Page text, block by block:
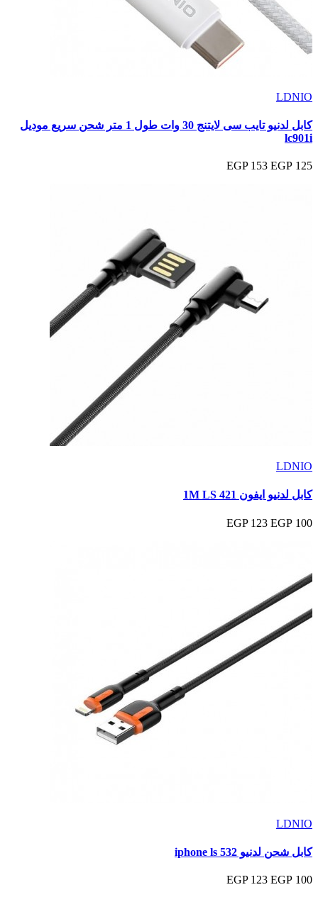
LDNIO
كابل لدنيو تايب سى لايتنج 30 وات طول 1 متر شحن سريع موديل
lc901i
125 EGP
153 EGP
LDNIO
كابل لدنيو ايفون 1M LS 421
100 EGP
123 EGP
LDNIO
كابل شحن لدنيو iphone ls 532
100 EGP
123 EGP